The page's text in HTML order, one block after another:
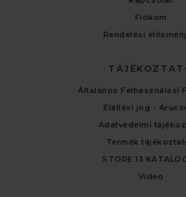
Fiókom
Rendelési
Általános Felhasználási
Elállási jog -
Adatvédelmi
Termék
STORE 13
Video